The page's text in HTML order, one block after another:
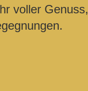
voller Genuss,